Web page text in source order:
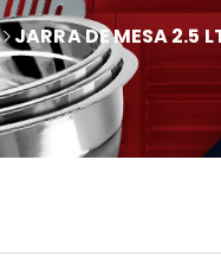
JARRA DE MESA 2.5